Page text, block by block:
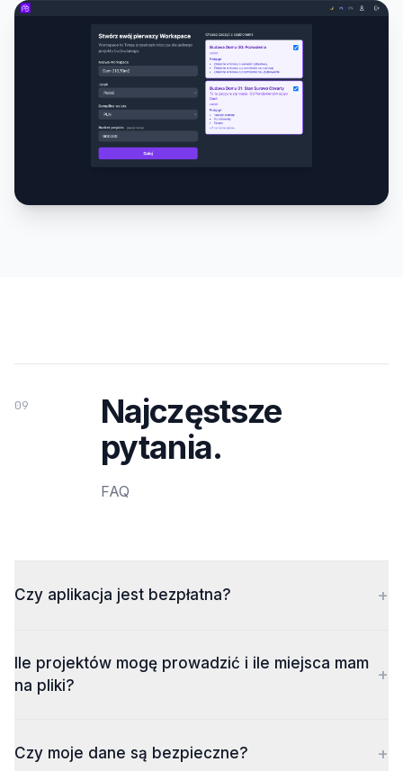
09
Najczęstsze
pytania.
FAQ
Czy aplikacja jest bezpłatna? +
Ile projektów mogę prowadzić i ile miejsca mam
na pliki?
+
Czy moje dane są bezpieczne? +